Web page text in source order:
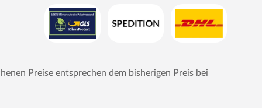
Preise entsprechen dem bisherigen Preis bei